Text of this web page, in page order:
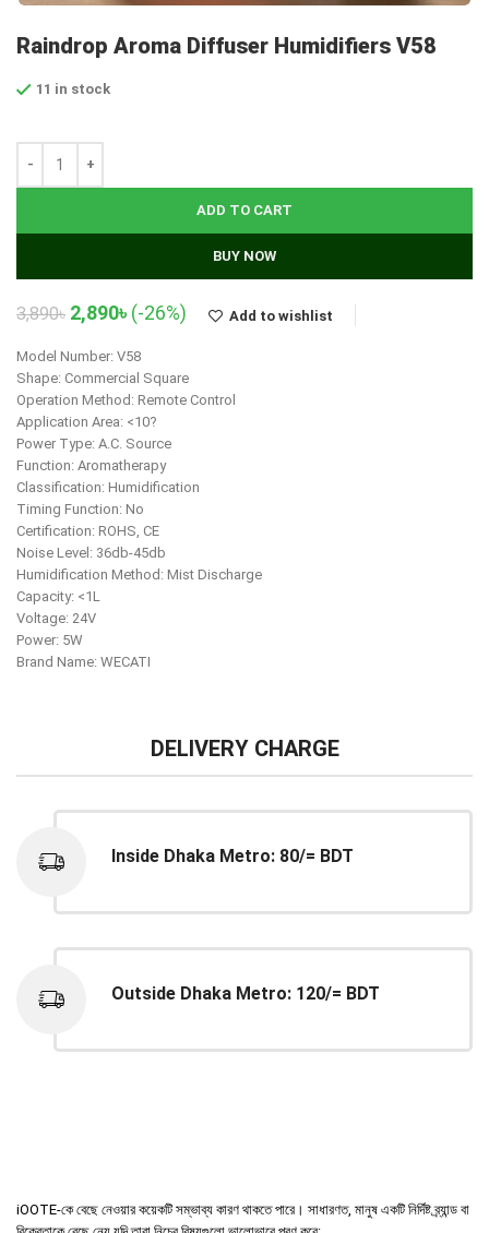
Raindrop Aroma Diffuser Humidifiers V58
11 in stock
ADD TO CART
BUY NOW
3,890৳ Original
was:
3,890৳.
2,890৳Current
is:
2,890৳.
(-26%) Add to wishlist
Model Number: V58
Shape: Commercial Square
Operation Method: Remote Control
Application Area: <10?
Power Type: A.C. Source
Function: Aromatherapy
Classification: Humidification
Timing Function: No
Certification: ROHS, CE
Noise Level: 36db-45db
Humidification Method: Mist Discharge
Capacity: <1L
Voltage: 24V
Power: 5W
Brand Name: WECATI
DELIVERY CHARGE
Inside Dhaka Metro: 80/= BDT
Outside Dhaka Metro: 120/= BDT
iOOTE-কে বেছে নেওয়ার কয়েকটি সম্ভাব্য কারণ থাকতে পারে। সাধারণত, মানুষ একটি নির্দিষ্ট ব্র্যান্ড বা